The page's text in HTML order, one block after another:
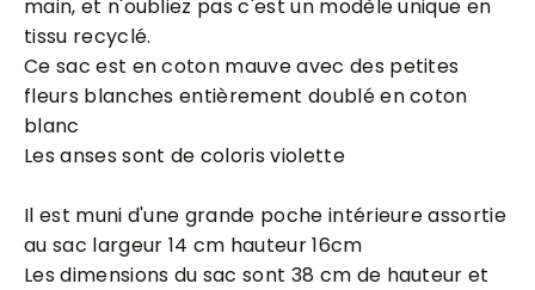
main, et n'oubliez pas c'est un modèle unique en
tissu recyclé.
Ce sac est en coton mauve avec des petites
fleurs blanches entièrement doublé en coton
blanc
Les anses sont de coloris violette
Il est muni d'une grande poche intérieure assortie
au sac largeur 14 cm hauteur 16cm
Les dimensions du sac sont 38 cm de hauteur et